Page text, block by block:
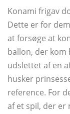
Konami frigav
Dette er for
at forsøge at
ballon, der kom
udslettet af en
husker
reference. For
af et spil, der